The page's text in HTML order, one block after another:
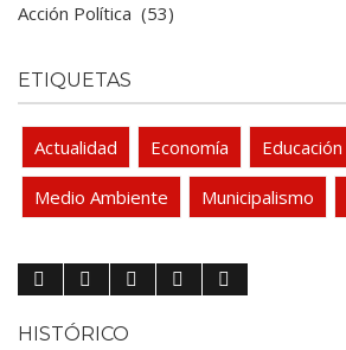
Acción Política (53)
ETIQUETAS
Actualidad Economía Educación
Medio Ambiente Municipalismo
HISTÓRICO